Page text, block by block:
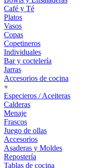
Café y Té
Platos
Vasos
Copas
Copetineros
Individuales
Bar y coctelería
Jarras
Accesorios de cocina
+
Especieros / Aceiteras
Calderas
Menaje
Frascos
Juego de ollas
Accesorios
Asaderas y Moldes
Repostería
Tablas de cocina